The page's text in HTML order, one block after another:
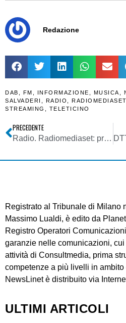
Redazione
DAB FM INFORMAZIONE MUSICA
SALVADERI
RADIO RADIOMEDIASET
STREAMING
TELETICINO
PRECEDENTE
Radio. Radiomediaset: presentate le novità. Più musica su 105, news in outsourcing, nuovo annuncio per United Music. Ma intanto è polemica sul nome di un programma
Registrato al Tribunale di Milano
Massimo Lualdi, è edito da
Registro Operatori
garanzie nelle comunicazioni,
attività di Consultmedia, prima
competenze a più livelli in
NewsLinet è distribuito via
ULTIMI ARTICOLI